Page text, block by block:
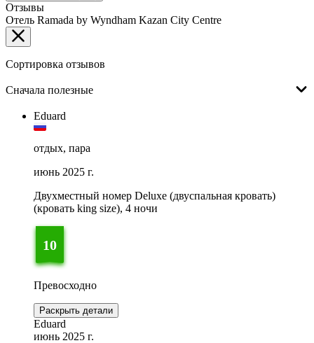
Отзывы
Отель Ramada by Wyndham Kazan City Centre
Сортировка отзывов
Сначала полезные
Eduard
отдых, пара
июнь 2025 г.
Двухместный номер Deluxe (двуспальная кровать)
(кровать king size), 4 ночи
10
Превосходно
Раскрыть детали
Eduard
июнь 2025 г.